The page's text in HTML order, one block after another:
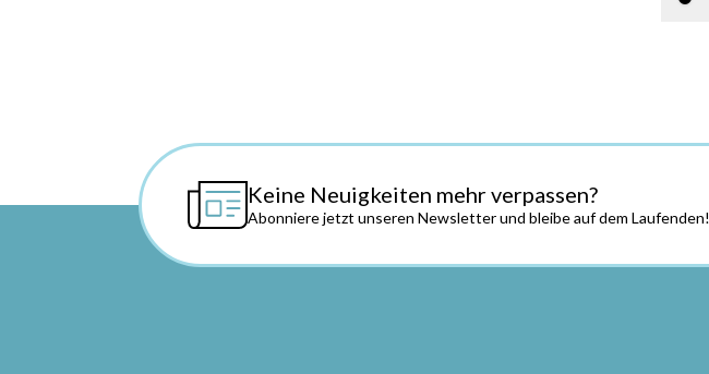
Keine Neuigkeiten mehr verpassen?
Abonniere jetzt unseren Newsletter und bleibe auf dem Laufenden!